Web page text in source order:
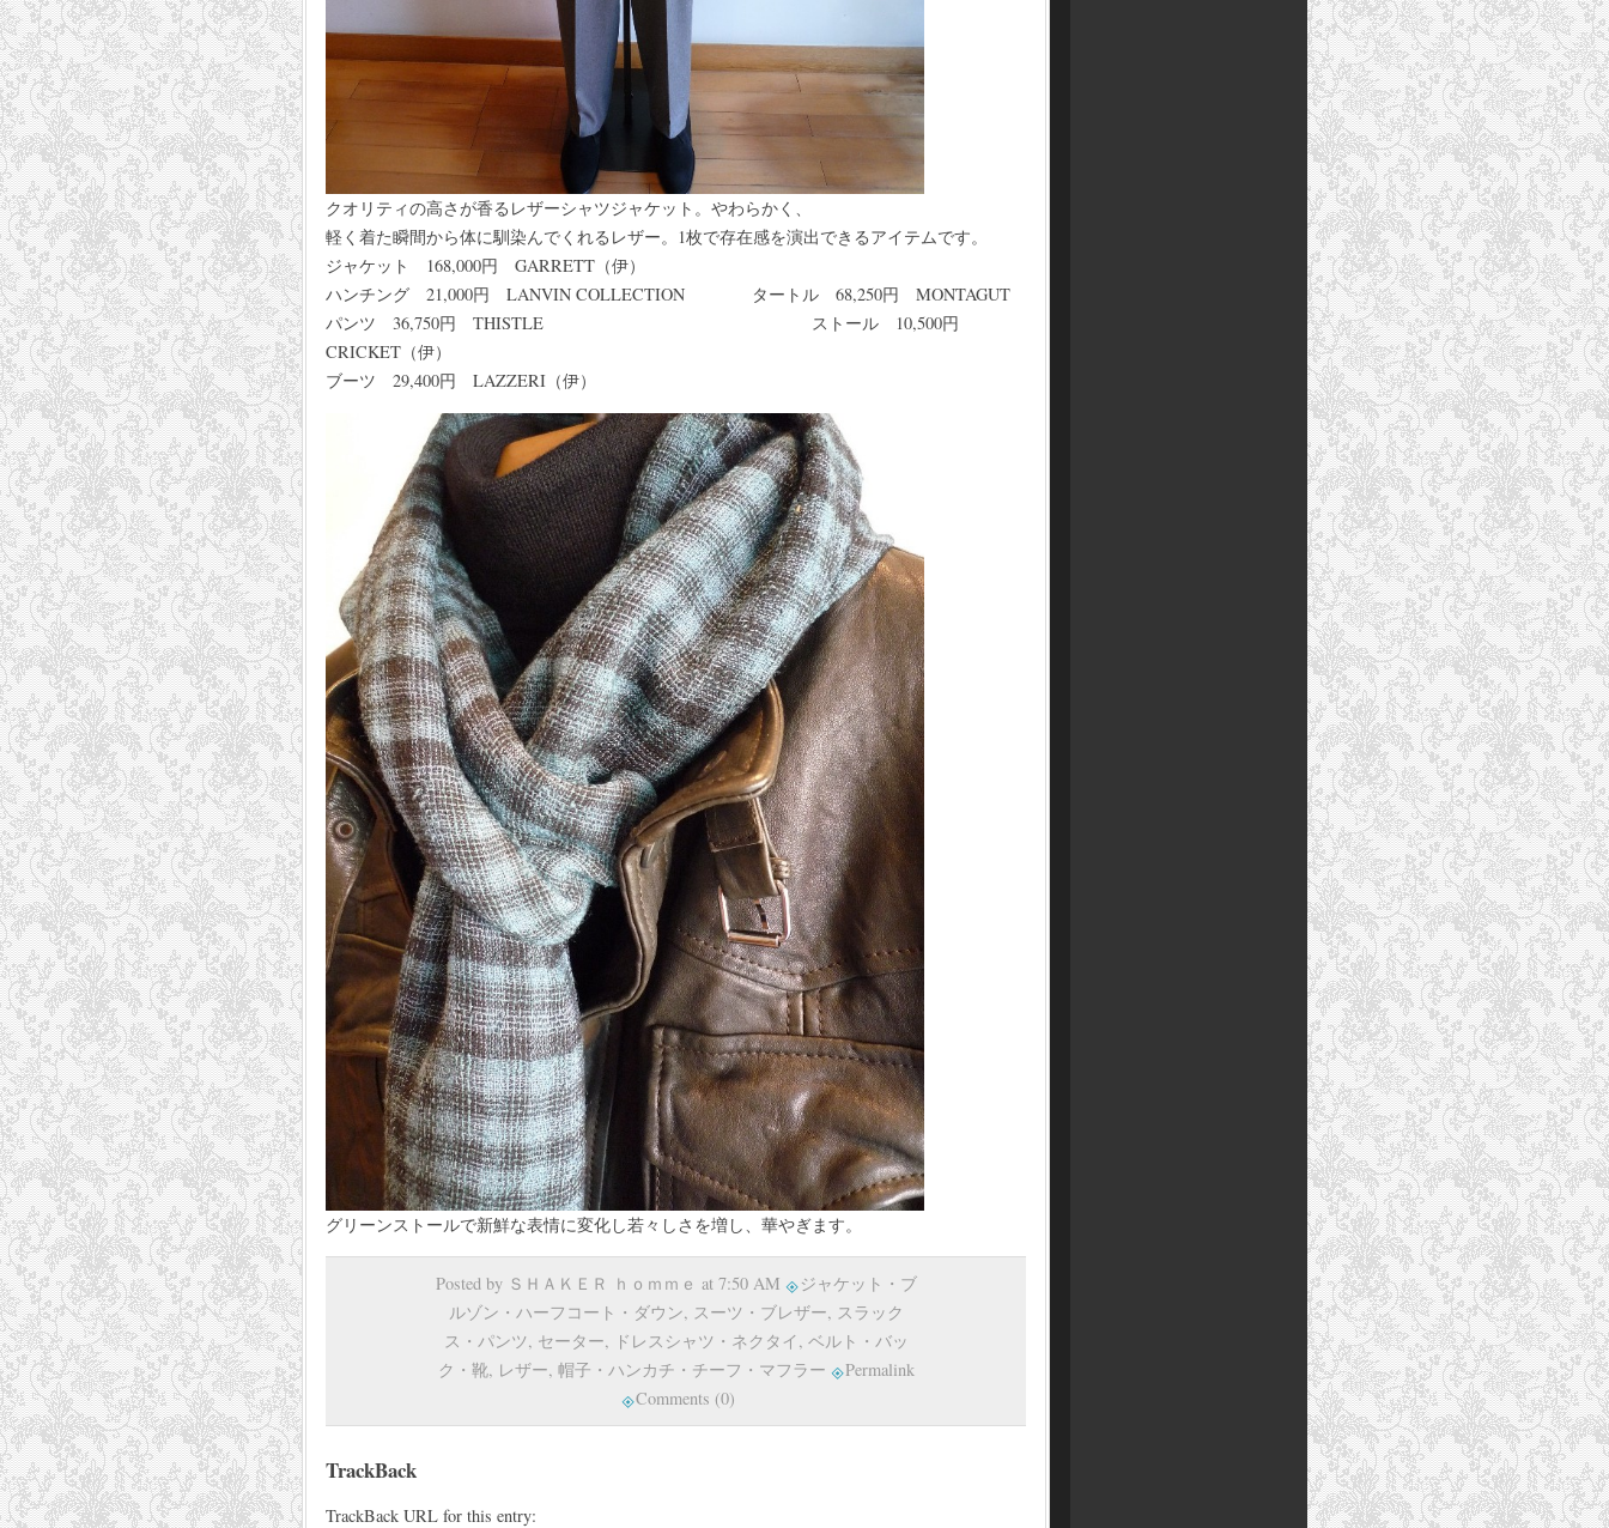
クオリティの高さが香るレザーシャツジャケット。やわらかく、
軽く着た瞬間から体に馴染んでくれるレザー。1枚で存在感を演出できるアイテムです。
ジャケット 168,000円 GARRETT（伊）
ハンチング 21,000円 LANVIN COLLECTION タートル 68,250円 MONTAGUT
パンツ 36,750円 THISTLE ストール 10,500円
CRICKET（伊）
ブーツ 29,400円 LAZZERI（伊）
グリーンストールで新鮮な表情に変化し若々しさを増し、華やぎます。
Posted by ＳＨＡＫＥＲ ｈｏｍｍｅ at 7:50 AM
ジャケット・ブ
ルゾン・ハーフコート・ダウン, スーツ・ブレザー, スラック
ス・パンツ, セーター, ドレスシャツ・ネクタイ, ベルト・バッ
ク・靴, レザー, 帽子・ハンカチ・チーフ・マフラー
Permalink
Comments (0)
TrackBack
TrackBack URL for this entry: